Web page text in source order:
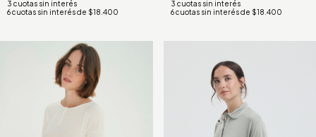
6cuotas sin interés de $18.400 6 cuotas sin interés de $18.400